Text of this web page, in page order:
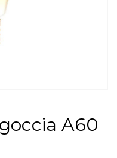
A60